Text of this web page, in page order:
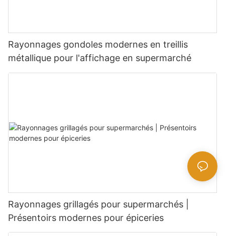
Rayonnages gondoles modernes en treillis
métallique pour l'affichage en supermarché
Rayonnages grillagés pour supermarchés |
Présentoirs modernes pour épiceries